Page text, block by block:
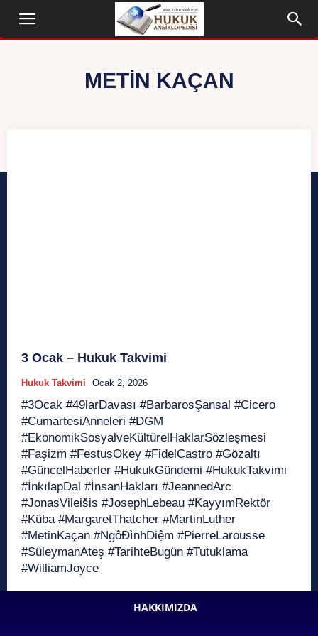
METIN KAÇAN
3 Ocak – Hukuk Takvimi
Hukuk Takvimi Ocak 2, 2026
#3Ocak #49larDavası #BarbarosŞansal #Cicero
#CumartesiAnneleri #DGM
#EkonomikSosyalveKültürelHaklarSözleşmesi
#Faşizm #FestusOkey #FidelCastro #Gözaltı
#GüncelHaberler #HukukGündemi #HukukTakvimi
#İnkılapDal #İnsanHakları #JeannedArc
#JonasVileišis #JosephLebeau #KayyımRektör
#Küba #MargaretThatcher #MartinLuther
#MetinKaçan #NgôĐìnhDiệm #PierreLarousse
#SüleymanAteş #TarihteBugün #Tutuklama
#WilliamJoyce
HAKKIMIZDA